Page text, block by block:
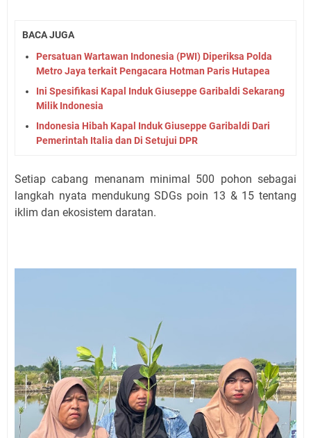
BACA JUGA
Persatuan Wartawan Indonesia (PWI) Diperiksa Polda
Metro Jaya terkait Pengacara Hotman Paris Hutapea
Ini Spesifikasi Kapal Induk Giuseppe Garibaldi Sekarang
Milik Indonesia
Indonesia Hibah Kapal Induk Giuseppe Garibaldi Dari
Pemerintah Italia dan Di Setujui DPR
Setiap cabang menanam minimal 500 pohon sebagai
langkah nyata mendukung SDGs poin 13 & 15 tentang
iklim dan ekosistem daratan.